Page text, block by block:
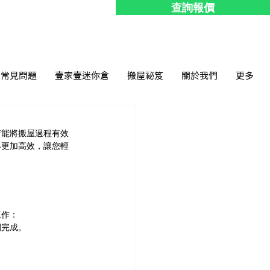
查詢報價
常見問題 壹家壹迷你倉 搬屋祕笈 關於我們 更多
將搬屋過程有效
加高效，讓您輕
：
成。